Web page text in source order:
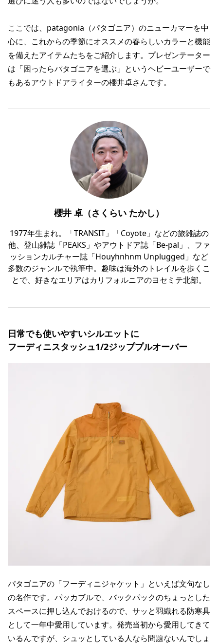
ここでは、patagonia（パタゴニア）のニューカマーを中
心に、これからの季節にオススメの春らしいカラーと機能
を備えたアイテムたちをご紹介します。プレゼンテーター
は「困ったらパタゴニアを選ぶ」というヘビーユーザーで
もあるアウトドアライターの櫻井卓さんです。
櫻井 卓（さくらい たかし）
1977年生まれ。「TRANSIT」「Coyote」などの旅雑誌の
他、登山雑誌「PEAKS」やアウトドア誌「Be-pal」、ファ
ッションカルチャー誌「Houyhnhnm Unplugged」など
多数のジャンルで執筆中。趣味は海外のトレイルを歩くこ
とで、好きなエリアはカリフォルニアのヨセミテ北部。
日常でも使いやすいシルエットに
フーディニスタッシュ1/2ジッププルオーバー
パタゴニアの「フーディニジャケット」といえば文句なし
の名作です。パッカブルで、バックパックのちょっとした
スペースに押し込んでおけるので、サッと羽織れる防寒具
として一年中愛用しています。発売当初から愛用してきて
いるんですが、シュッとしている人なら問題ないんでしょ